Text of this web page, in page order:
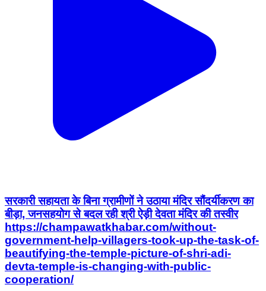
सरकारी सहायता के बिना ग्रामीणों ने उठाया मंदिर सौंदर्यीकरण का
बीड़ा, जनसहयोग से बदल रही श्री ऐड़ी देवता मंदिर की तस्वीर
https://champawatkhabar.com/without-
government-help-villagers-took-up-the-task-of-
beautifying-the-temple-picture-of-shri-adi-
devta-temple-is-changing-with-public-
cooperation/